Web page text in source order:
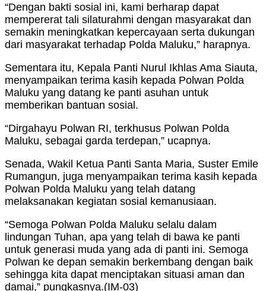
“Dengan bakti sosial ini, kami berharap dapat
mempererat tali silaturahmi dengan masyarakat dan
semakin meningkatkan kepercayaan serta dukungan
dari masyarakat terhadap Polda Maluku,” harapnya.
Sementara itu, Kepala Panti Nurul Ikhlas Ama Siauta,
menyampaikan terima kasih kepada Polwan Polda
Maluku yang datang ke panti asuhan untuk
memberikan bantuan sosial.
“Dirgahayu Polwan RI, terkhusus Polwan Polda
Maluku, sebagai garda terdepan,” ucapnya.
Senada, Wakil Ketua Panti Santa Maria, Suster Emile
Rumangun, juga menyampaikan terima kasih kepada
Polwan Polda Maluku yang telah datang
melaksanakan kegiatan sosial kemanusiaan.
“Semoga Polwan Polda Maluku selalu dalam
lindungan Tuhan, apa yang telah di bawa ke panti
untuk generasi muda yang ada di panti ini. Semoga
Polwan ke depan semakin berkembang dengan baik
sehingga kita dapat menciptakan situasi aman dan
damai,” pungkasnya.(IM-03)